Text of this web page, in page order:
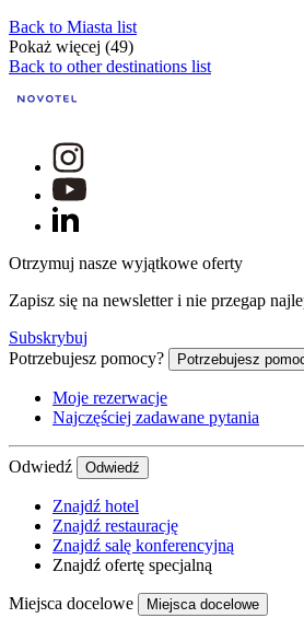
Back to Miasta list
Pokaż więcej (49)
Back to other destinations list
Otrzymuj nasze wyjątkowe oferty
Zapisz się na newsletter i nie przegap
Subskrybuj
Potrzebujesz pomocy?
Potrzebujesz
Moje rezerwacje
Najczęściej zadawane pytania
Odwiedź Odwiedź
Znajdź hotel
Znajdź restaurację
Znajdź salę konferencyjną
Znajdź ofertę specjalną
Miejsca docelowe Miejsca docelowe